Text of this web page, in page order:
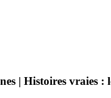
| Histoires vraies :